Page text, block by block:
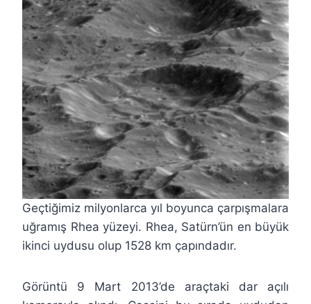
Geçtiğimiz milyonlarca yıl boyunca çarpışmalara
uğramış Rhea yüzeyi. Rhea, Satürn’ün en büyük
ikinci uydusu olup 1528 km çapındadır.
Görüntü 9 Mart 2013’de araçtaki dar açılı